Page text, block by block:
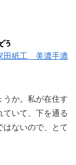
田紙工 美濃手漉
うか。私が在住す
ていて、下を通る
はないので、とて